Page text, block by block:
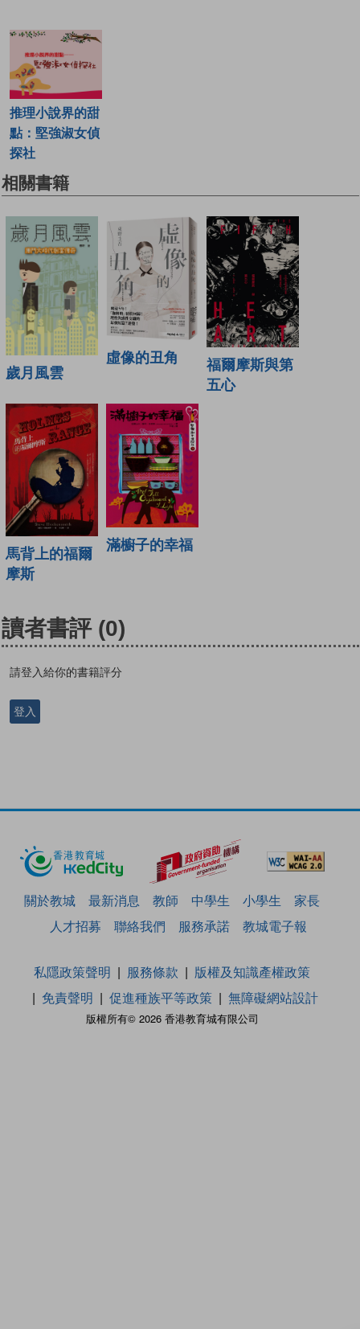
推理小說界的甜
點：堅強淑女偵
探社
相關書籍
歲月風雲
虛像的丑角
福爾摩斯與第
五心
馬背上的福爾
摩斯
滿櫥子的幸福
讀者書評 (0)
請登入給你的書籍評分
登入
關於教城 最新消息 教師 中學生 小學生
家長
人才招募
聯絡我們 服務承諾 教城電子報
版權所有© 2026 香港教育城有限公司
私隱政策聲明 服務條款
版權及知識產權政策
免責聲明
促進種族平等政策 無障礙網站設計